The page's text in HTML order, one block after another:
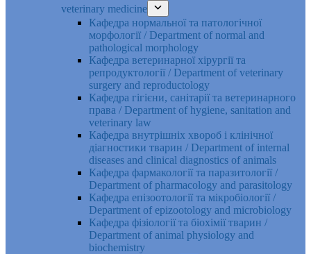
veterinary medicine
Кафедра нормальної та патологічної
морфології / Department of normal and
pathological morphology
Кафедра ветеринарної хірургії та
репродуктології / Department of veterinary
surgery and reproductology
Кафедра гігієни, санітарії та ветеринарного
права / Department of hygiene, sanitation and
veterinary law
Кафедра внутрішніх хвороб і клінічної
діагностики тварин / Department of internal
diseases and clinical diagnostics of animals
Кафедра фармакології та паразитології /
Department of pharmacology and parasitology
Кафедра епізоотології та мікробіології /
Department of epizootology and microbiology
Кафедра фізіології та біохімії тварин /
Department of animal physiology and
biochemistry